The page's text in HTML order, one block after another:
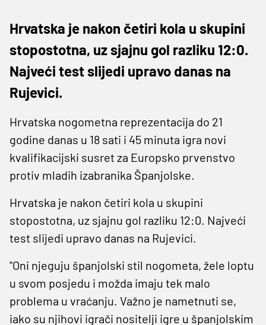
Hrvatska je nakon četiri kola u skupini
stopostotna, uz sjajnu gol razliku 12:0.
Najveći test slijedi upravo danas na
Rujevici.
Hrvatska nogometna reprezentacija do 21
godine danas u 18 sati i 45 minuta igra novi
kvalifikacijski susret za Europsko prvenstvo
protiv mladih izabranika Španjolske.
Hrvatska je nakon četiri kola u skupini
stopostotna, uz sjajnu gol razliku 12:0. Najveći
test slijedi upravo danas na Rujevici.
"Oni njeguju španjolski stil nogometa, žele loptu
u svom posjedu i možda imaju tek malo
problema u vraćanju. Važno je nametnuti se,
iako su njihovi igrači nositelji igre u španjolskim